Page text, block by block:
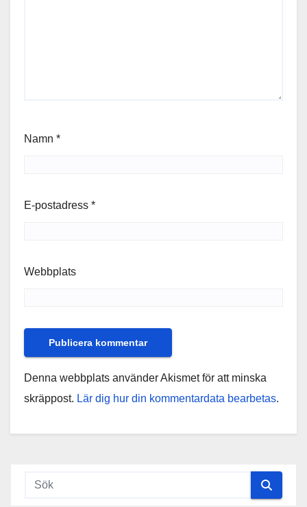
Namn *
E-postadress *
Webbplats
Denna webbplats använder Akismet för att minska
skräppost. Lär dig hur din kommentardata bearbetas.